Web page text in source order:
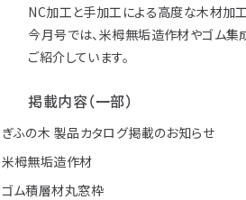
NC加工と手加工による高度な木材加工
今月号では、米栂無垢造作材やゴム集
ご紹介しています。
掲載内容（一部）
ぎふの木 製品カタログ掲載のお知らせ
米栂無垢造作材
ゴム積層材丸窓枠